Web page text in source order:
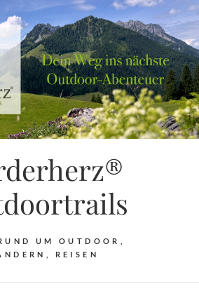
UM OUTDOOR,
REISEN